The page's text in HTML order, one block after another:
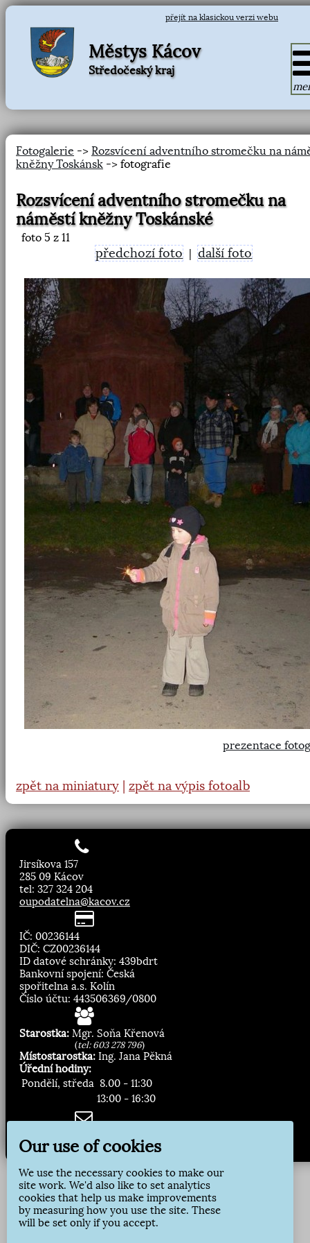
přejít na klasickou verzi webu
Městys Kácov
Středočeský kraj
Fotogalerie -> Rozsvícení adventního stromečku na
kněžny Toskánsk -> fotografie
Rozsvícení adventního stromečku na
náměstí kněžny Toskánské
foto 5 z 11
předchozí foto |další foto
prezentace
zpět na miniatury zpět na výpis fotoalb
Jirsíkova 157
285 09 Kácov
tel: 327 324 204
oupodatelna@kacov.cz
IČ: 00236144
DIČ: CZ00236144
ID datové schránky: 439bdrt
Bankovní spojení: Česká
spořitelna a.s. Kolín
Číslo účtu: 443506369/0800
Starostka: Mgr. Soňa Křenová
(tel: 603 278 796)
Místostarostka: Ing. Jana Pěkná
Úřední hodiny:
Pondělí, středa 8.00 - 11:30
13:00 - 16:30
Přihlásit odběr
Our use of cookies
We use the necessary cookies to make our
site work. We'd also like to set analytics
cookies that help us make improvements
by measuring how you use the site. These
will be set only if you accept.